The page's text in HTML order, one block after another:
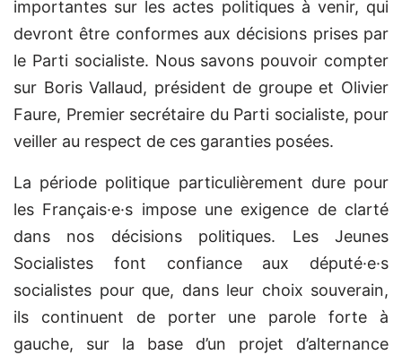
importantes sur les actes politiques à venir, qui
devront être conformes aux décisions prises par
le Parti socialiste. Nous savons pouvoir compter
sur Boris Vallaud, président de groupe et Olivier
Faure, Premier secrétaire du Parti socialiste, pour
veiller au respect de ces garanties posées.
La période politique particulièrement dure pour
les Français·e·s impose une exigence de clarté
dans nos décisions politiques. Les Jeunes
Socialistes font confiance aux député·e·s
socialistes pour que, dans leur choix souverain,
ils continuent de porter une parole forte à
gauche, sur la base d’un projet d’alternance